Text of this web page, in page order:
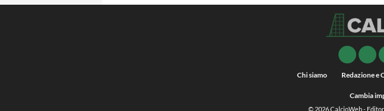
Chi siamo Redazione e
Cambia
© 2026CalcioWeb-